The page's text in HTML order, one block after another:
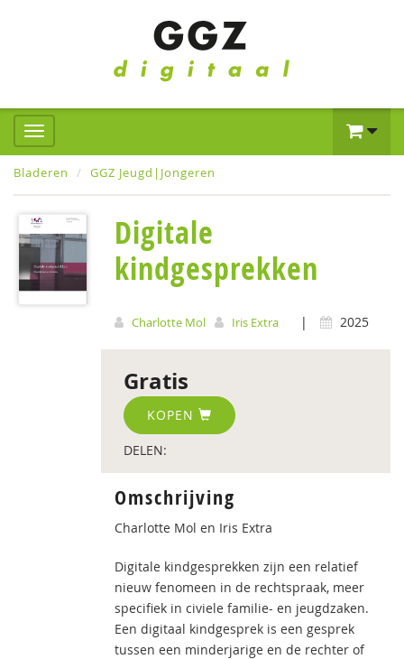
Bladeren GGZ Jeugd|Jongeren
Digitale
kindgesprekken
Charlotte Mol Iris Extra | 2025
Gratis
KOPEN
DELEN:
Omschrijving
Charlotte Mol en Iris Extra
Digitale kindgesprekken zijn een relatief
nieuw fenomeen in de rechtspraak, meer
specifiek in civiele familie- en jeugdzaken.
Een digitaal kindgesprek is een gesprek
tussen een minderjarige en de rechter of